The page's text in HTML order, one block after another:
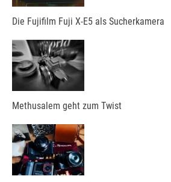
Die Fujifilm Fuji X-E5 als Sucherkamera
Methusalem geht zum Twist